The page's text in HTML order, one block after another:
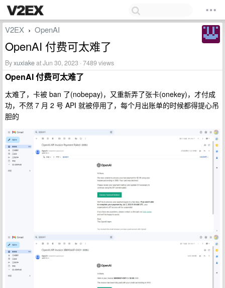
V2EX › OpenAI
OpenAI 付费可太难了
Byxuxiakeat Jun 30, 2023 · 7489 views
OpenAI 付费可太难了
太难了，卡被 ban 了(nobepay)，又重新弄了张卡(onekey)，才付成
功，不然 7 月 2 号 API 就被停用了，每个月出账单的时候都得提心吊
胆的